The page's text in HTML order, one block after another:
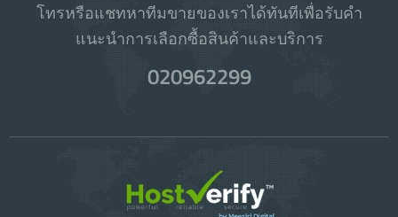
โทรหรือแชทหาทีมขายของเราได้ทันทีเพื่อรับคำ
แนะนำการเลือกซื้อสินค้าและบริการ
020962299